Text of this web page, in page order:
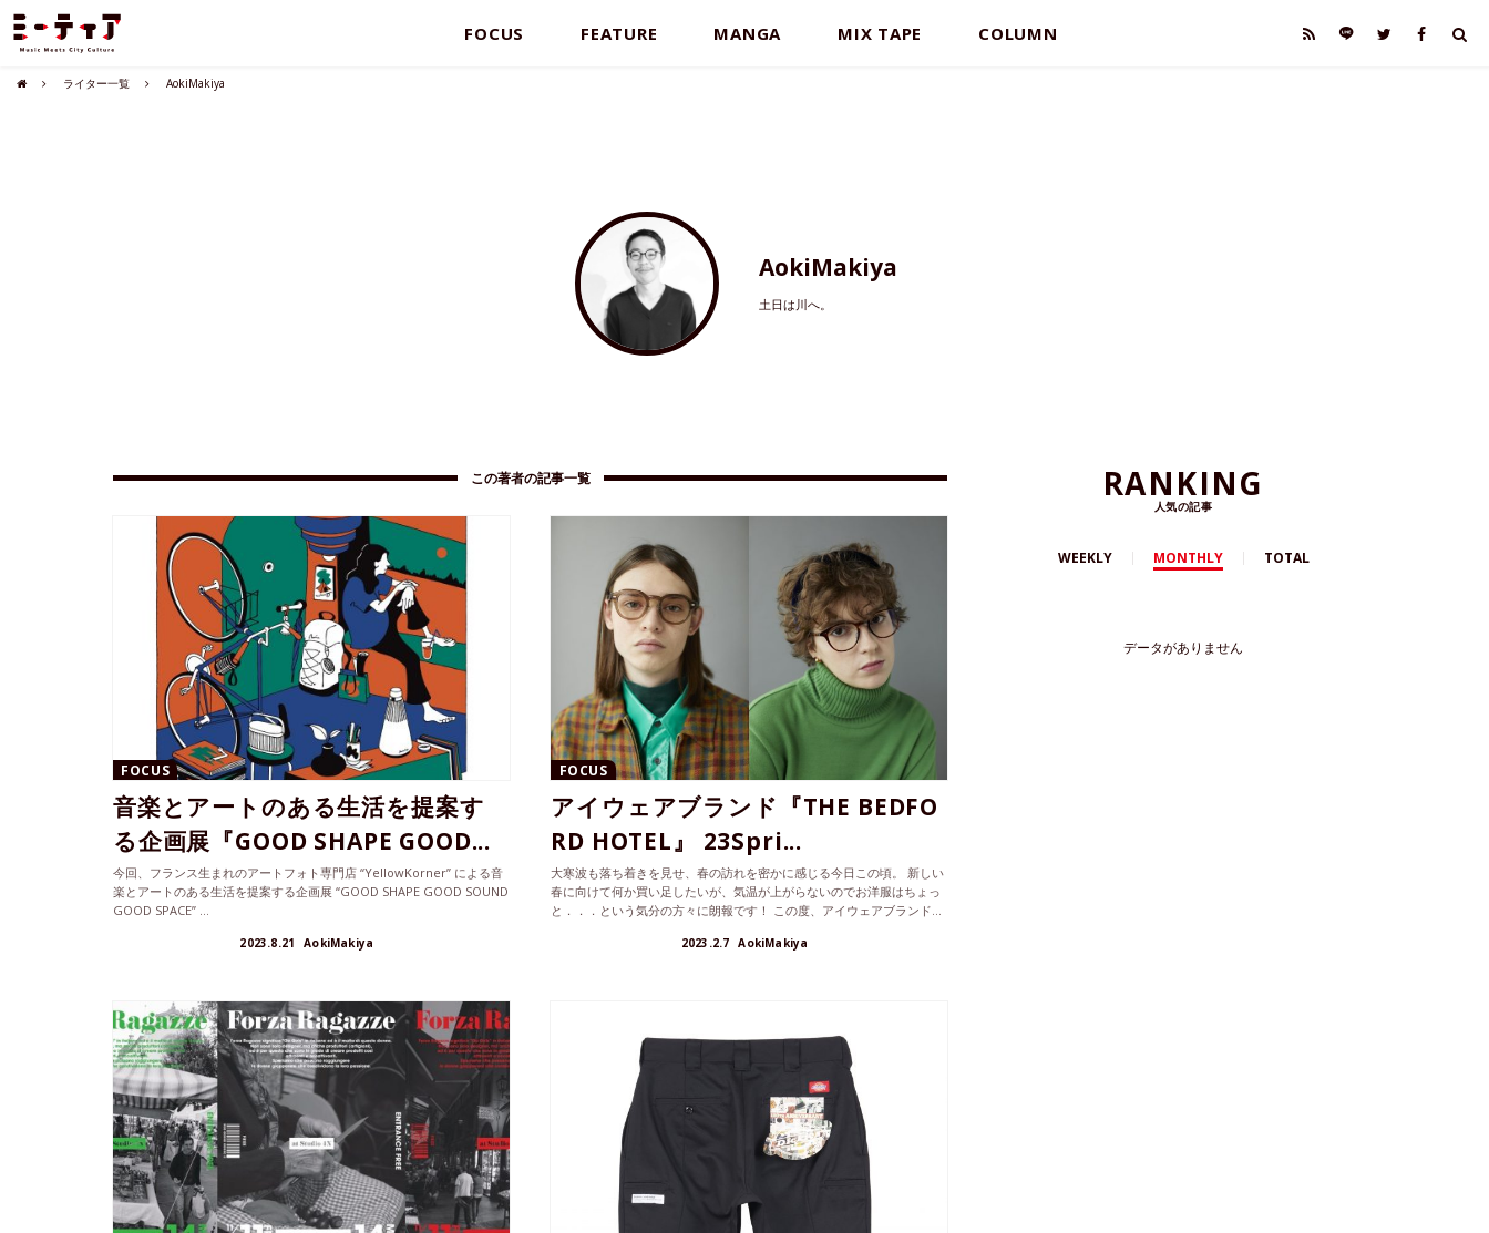
FOCUS FEATURE MANGA MIX TAPE COLUMN
ライター一覧 AokiMakiya
AokiMakiya
土日は川へ。
この著者の記事一覧
FOCUS
音楽とアートのある生活を提案す
る企画展『GOOD SHAPE GOOD...
今回、フランス生まれのアートフォト専門店 “YellowKorner” による音
楽とアートのある生活を提案する企画展 “GOOD SHAPE GOOD SOUND
GOOD SPACE” ...
2023.8.21 AokiMakiya
FOCUS
アイウェアブランド『THE BEDFO
RD HOTEL』 23Spri...
大寒波も落ち着きを見せ、春の訪れを密かに感じる今日この頃。 新しい
春に向けて何か買い足したいが、気温が上がらないのでお洋服はちょっ
と．．．という気分の方々に朗報です！ この度、アイウェアブランド...
2023.2.7 AokiMakiya
RANKING
人気の記事
WEEKLY MONTHLY TOTAL
データがありません